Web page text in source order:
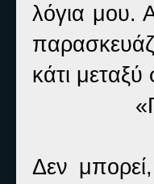
λόγια μου.
κάτι
Δεν